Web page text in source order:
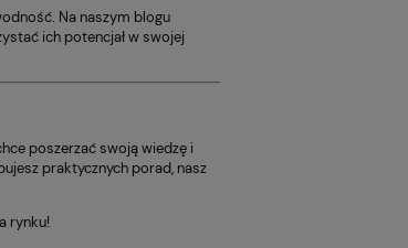
Na naszym blogu
ich potencjał w swojej
poszerzać swoją wiedzę i
praktycznych porad, nasz
rynku!